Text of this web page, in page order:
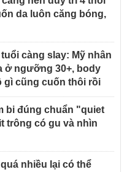
da luôn căng bóng,
càng slay: Mỹ nhân
ở ngưỡng 30+, body
gì cũng cuốn thôi rồi
bi đúng chuẩn "quiet
trông có gu và nhìn
nhiều lại có thể